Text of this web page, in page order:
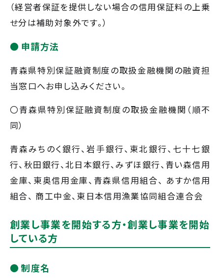
（経営者保証を提供しない場合の信用保証料の上乗
せ分は補助対象外です。）
申請方法
青森県特別保証融資制度の取扱金融機関の融資担
当窓口へお申し込みください。
〇青森県特別保証融資制度の取扱金融機関（順不
同）
青森みちのく銀行、岩手銀行、東北銀行、七十七銀
行、秋田銀行、北日本銀行、みずほ銀行、青い森信用
金庫、東奥信用金庫、青森県信用組合、 あすか信用
組合、 商工中金、東日本信用漁業協同組合連合会
創業し事業を開始する方・創業し事業を開始
している方
制度名